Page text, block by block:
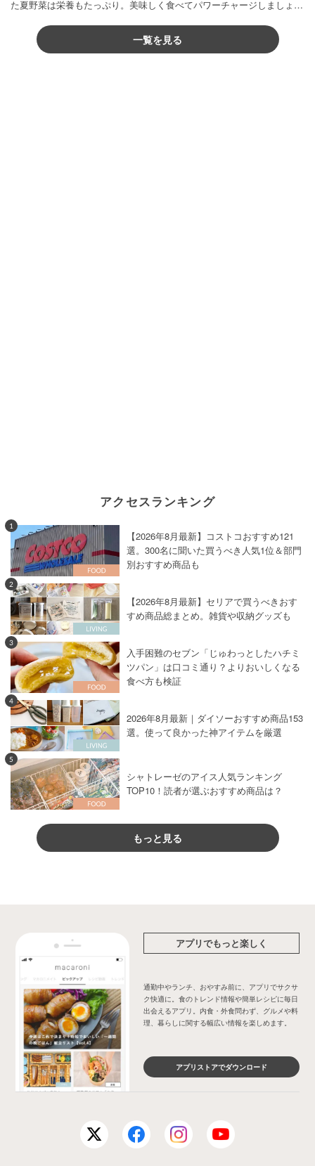
た夏野菜は栄養もたっぷり。美味しく食べてパワーチャージしましょう
一覧を見る
アクセスランキング
1
【2026年8月最新】コストコおすすめ121
選。300名に聞いた買うべき人気1位＆部門
別おすすめ商品も
2
【2026年8月最新】セリアで買うべきおす
すめ商品総まとめ。雑貨や収納グッズも
3
入手困難のセブン「じゅわっとしたハチミ
ツパン」は口コミ通り？よりおいしくなる
食べ方も検証
4
2026年8月最新｜ダイソーおすすめ商品153
選。使って良かった神アイテムを厳選
5
シャトレーゼのアイス人気ランキング
TOP10！読者が選ぶおすすめ商品は？
もっと見る
アプリでもっと楽しく
通勤中やランチ、おやすみ前に、アプリでサクサ
ク快適に。食のトレンド情報や簡単レシピに毎日
出会えるアプリ。内食・外食問わず、グルメや料
理、暮らしに関する幅広い情報を楽しめます。
アプリストアでダウンロード